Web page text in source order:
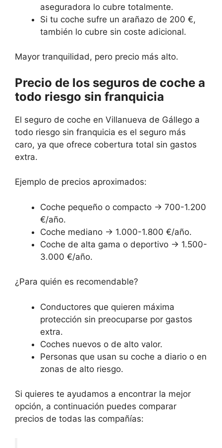
aseguradora lo cubre totalmente.
Si tu coche sufre un arañazo de 200 €,
también lo cubre sin coste adicional.
Mayor tranquilidad, pero precio más alto.
Precio de los seguros de coche a
todo riesgo sin franquicia
El seguro de coche en Villanueva de Gállego a
todo riesgo sin franquicia es el seguro más
caro, ya que ofrece cobertura total sin gastos
extra.
Ejemplo de precios aproximados:
Coche pequeño o compacto → 700-1.200
€/año.
Coche mediano → 1.000-1.800 €/año.
Coche de alta gama o deportivo → 1.500-
3.000 €/año.
¿Para quién es recomendable?
Conductores que quieren máxima
protección sin preocuparse por gastos
extra.
Coches nuevos o de alto valor.
Personas que usan su coche a diario o en
zonas de alto riesgo.
Si quieres te ayudamos a encontrar la mejor
opción, a continuación puedes comparar
precios de todas las compañías: